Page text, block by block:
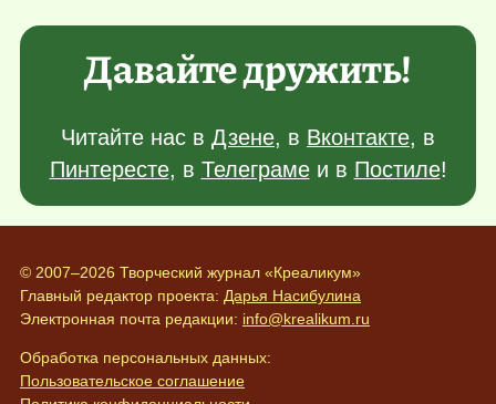
Давайте дружить!
Читайте нас в Дзене, в Вконтакте, в
Пинтересте, в Телеграмеи в Постиле!
© 2007–2026 Творческий журнал «Креаликум»
Главный редактор проекта: Дарья Насибулина
Электронная почта редакции: info@krealikum.ru
Обработка персональных данных:
Пользовательское соглашение